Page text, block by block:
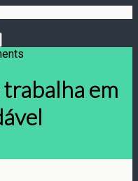
trabalha em